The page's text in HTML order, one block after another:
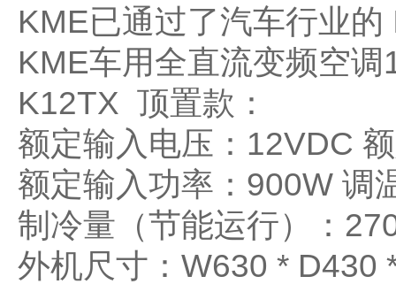
KME已通过了汽车行业
KME车用全直流变频空
K12TX 顶置款：
额定输入电压：12VDC
额定输入功率：900W 调
制冷量（节能运行）：
外机尺寸：W630 * D430